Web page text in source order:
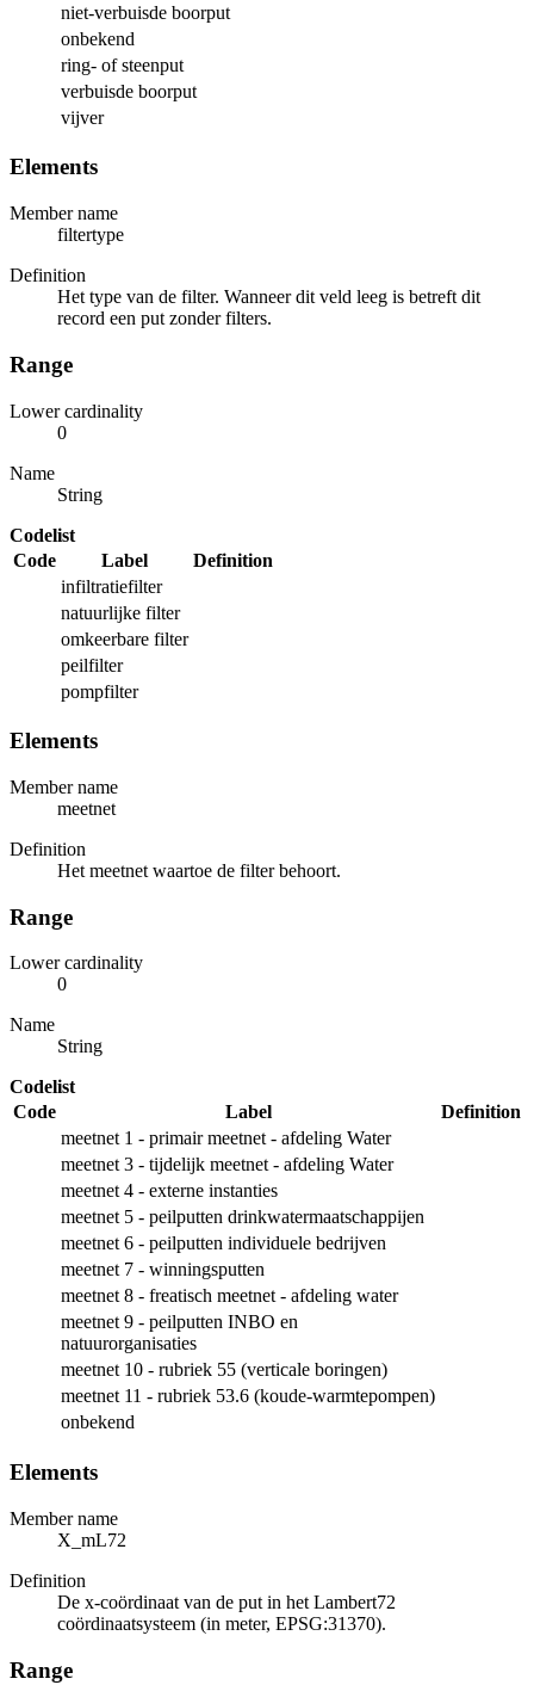
niet-verbuisde boorput
onbekend
ring- of steenput
verbuisde boorput
vijver
Elements
Member name
filtertype
Definition
Het type van de filter. Wanneer dit veld leeg is betreft dit
record een put zonder filters.
Range
Lower cardinality
0
Name
String
Codelist
Code
Label
Definition
infiltratiefilter
natuurlijke filter
omkeerbare filter
peilfilter
pompfilter
Elements
Member name
meetnet
Definition
Het meetnet waartoe de filter behoort.
Range
Lower cardinality
0
Name
String
Codelist
Code
Label
Definition
meetnet 1 - primair meetnet - afdeling Water
meetnet 3 - tijdelijk meetnet - afdeling Water
meetnet 4 - externe instanties
meetnet 5 - peilputten drinkwatermaatschappijen
meetnet 6 - peilputten individuele bedrijven
meetnet 7 - winningsputten
meetnet 8 - freatisch meetnet - afdeling water
meetnet 9 - peilputten INBO en
natuurorganisaties
meetnet 10 - rubriek 55 (verticale boringen)
meetnet 11 - rubriek 53.6 (koude-warmtepompen)
onbekend
Elements
Member name
X_mL72
Definition
De x-coördinaat van de put in het Lambert72
coördinaatsysteem (in meter, EPSG:31370).
Range